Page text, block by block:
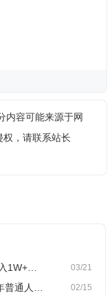
内容可能来源于网
，请联系站长
03/21
白可做~
02/15
业风口？